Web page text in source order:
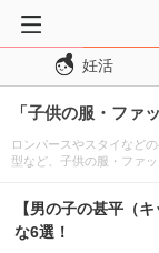
トップページ
妊活
妊娠・出産
妊娠初期
妊活
「子供の服・ファ
ロンパースやスタイなど
型など、子供の服・ファ
【男の子の甚平（
な6選！